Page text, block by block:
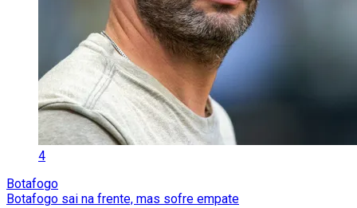
4
Botafogo
Botafogo sai na frente, mas sofre empate